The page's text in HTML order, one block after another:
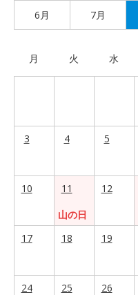
6月 7月
月 火 水
3 4 5
10
11
山の日
12
17
18 19
24 25 26